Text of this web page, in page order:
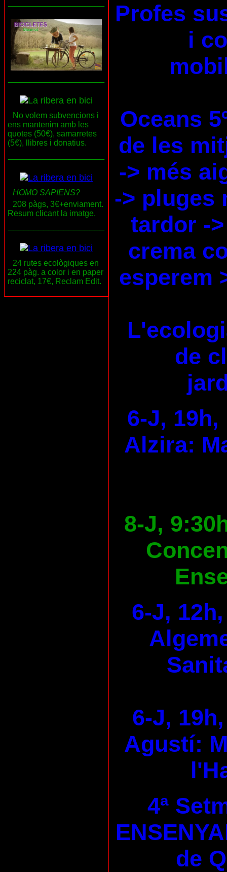
No volem subvencions i
ens mantenim amb les
quotes (50€), samarretes
(5€), llibres i donatius.
HOMO SAPIENS?
208 pàgs, 3€+enviament.
Resum clicant la imatge.
24 rutes ecològiques en
224 pàg. a color i en paper
reciclat, 17€, Reclam Edit.
Profes
i
Oceans
de les
-> més
-> pluges
tardor -
crema
esperem
de
6-J, 19h,
Alzira:
8-J,
6-J,
6-J,
Agustí:
4ª
de